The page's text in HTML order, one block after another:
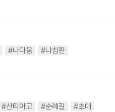
#나다움 #나침판
#산티아고 #순례길
#초대